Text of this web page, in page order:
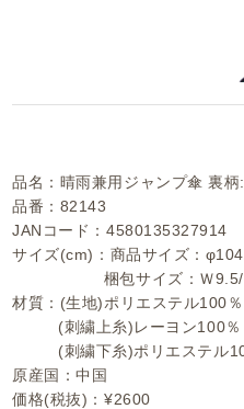
品名：晴雨兼用ジャンプ傘 裏
品番：82143
JANコード：4580135327914
サイズ(cm)：商品サイズ：
梱包サイズ：Ｗ
材質：(生地)ポリエステル100％
(刺繍上糸)レーヨン100％
(刺繍下糸)ポリエステル
原産国：中国
価格(税抜)：¥2600